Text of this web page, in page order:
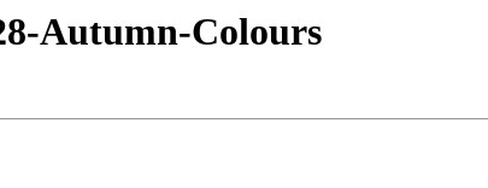
Autumn-Colours